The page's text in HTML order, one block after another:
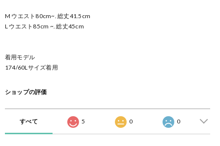
M ウエスト80cm~. 総丈41.5cm
L ウエスト85cm ~. 総丈45cm
着用モデル
174/60Lサイズ着用
ショップの評価
すべて 5 0 0